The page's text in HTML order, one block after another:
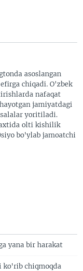
asoslangan
chiqadi. O'zbek
nafaqat
jamiyatdagi
yoritiladi.
olti kishilik
bo'ylab jamoatchi
yana bir harakat
ko'rib chiqmoqda